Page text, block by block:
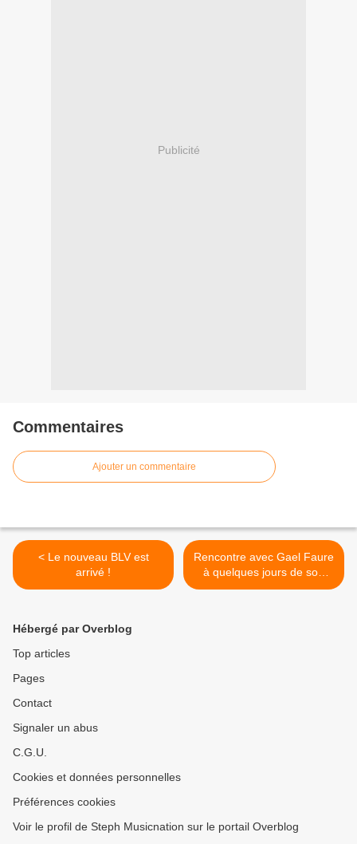
Publicité
Commentaires
Ajouter un commentaire
< Le nouveau BLV est
arrivé !
Rencontre avec Gael Faure
à quelques jours de son
concert du 17 décembre à
Hébergé par Overblog
Top articles
Pages
Contact
Signaler un abus
C.G.U.
Cookies et données personnelles
Préférences cookies
Voir le profil de Steph Musicnation sur le portail Overblog